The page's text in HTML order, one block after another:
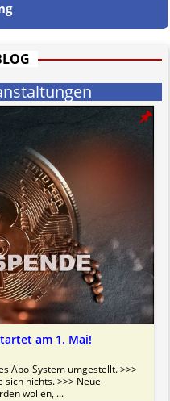
Recht hinwegsetzen und
Wirksamkeit hpts.
auch unsereAGB.
am 1. Mai!
Abo-System umgestellt. >>>
nichts. >>> Neue
wollen, ...